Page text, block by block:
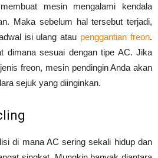
mesin mengalami kendala
Maka sebelum hal tersebut terjadi,
isi ulang atau penggantian freon.
dimana sesuai dengan tipe AC. Jika
freon, mesin pendingin Anda akan
sejuk yang diinginkan.
di mana AC sering sekali hidup dan